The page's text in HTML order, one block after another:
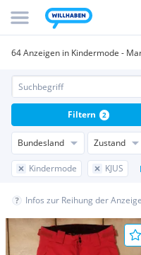
64 Anzeigen in Kindermode -
Bundesland Zustand
Kindermode KJUS
Filtern 2
Infos zur Reihung der